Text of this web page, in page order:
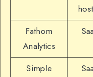
Fathom
Analytics
Simple